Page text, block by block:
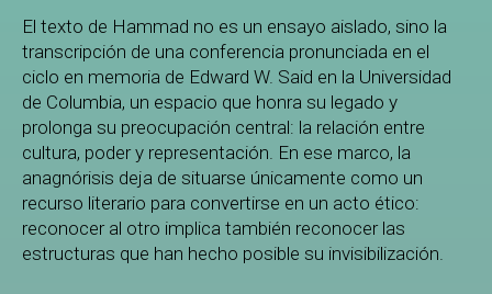
El texto de Hammad no es un ensayo aislado, sino la
transcripción de una conferencia pronunciada en el
ciclo en memoria de Edward W. Said en la Universidad
de Columbia, un espacio que honra su legado y
prolonga su preocupación central: la relación entre
cultura, poder y representación. En ese marco, la
anagnórisis deja de situarse únicamente como un
recurso literario para convertirse en un acto ético:
reconocer al otro implica también reconocer las
estructuras que han hecho posible su invisibilización.